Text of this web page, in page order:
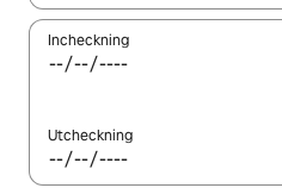
Incheckning
Utcheckning